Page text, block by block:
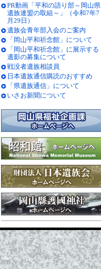
PR動画「平和の語り部～岡山県
遺族連盟の取組～」（令和7年7
月29日）
遺族会青年部入会のご案内
「岡山平和祈念館」について
「岡山平和祈念館」に展示する
遺影の募集について
戦没者遺族相談員
日本遺族通信購読のおすすめ
「県遺族通信」について
いさお新聞について